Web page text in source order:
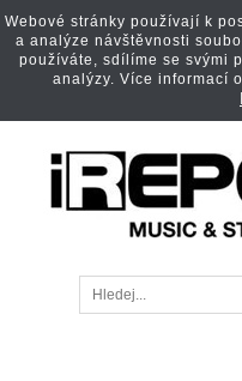
Webové stránky používají k
a analýze návštěvnosti
používáte, sdílíme se svými
analýzy. Více informací